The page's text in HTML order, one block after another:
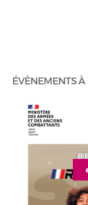
ÉVÈNEMENTS À